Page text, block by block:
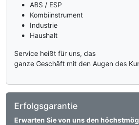
ABS / ESP
Kombiinstrument
Industrie
Haushalt
Service heißt für uns, das
ganze Geschäft mit den Augen des
Erfolgsgarantie
Erwarten Sie von uns den